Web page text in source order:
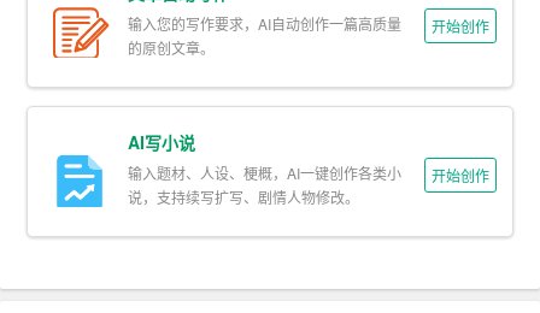
深化5G、云计算、AI等核心技术的研究，为客户的数字化
转型提供更强有力的支持。”
知创新的重要性。新的一年，我们将继续探索AI技术在内
容创作、个性化推荐等方面的应用，让信息更加高效、精
输入您的写作要求，AI自动创作一篇高质量
的原创文章。
开始创作
AI写小说
输入题材、人设、梗概，AI一键创作各类小
说，支持续写扩写、剧情人物修改。
开始创作